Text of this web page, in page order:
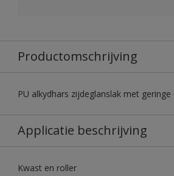
Productomschrijving
PU alkydhars zijdeglanslak met
Applicatie beschrijving
Kwast en roller